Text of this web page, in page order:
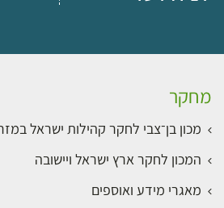
מחקר
מכון בן־צבי לחקר קהילות ישראל
המכון לחקר ארץ ישראל ויישובה
מאגרי מידע ואוספים